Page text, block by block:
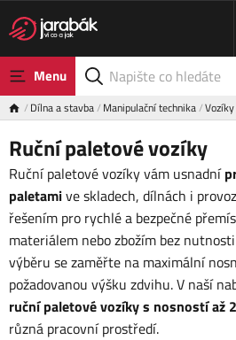
Menu
Dílna a stavba Manipulační technika
Ruční paletové vozíky
Ruční paletové vozíky vám usnadní
paletamive skladech, dílnách i
řešením pro rychlé a bezpečné
materiálem nebo zbožím bez
výběru se zaměřte na maximální
požadovanou výšku zdvihu. V naší
ruční paletové vozíky s nosností až
různá pracovní prostředí.